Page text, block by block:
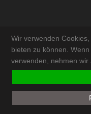
Wir verwenden
bieten zu können.
verwenden, nehmen wir